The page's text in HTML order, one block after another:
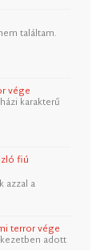
találtam.
vége
karakterű
fiú
azzal a
terror vége
adott